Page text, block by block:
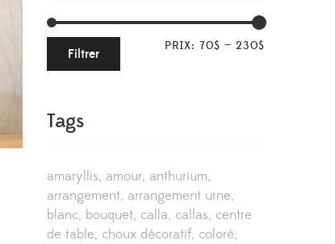
Filtrer PRIX: 70$ — 230$
Tags
amaryllis amour anthurium
arrangement arrangement urne
blanc bouquet calla callas centre
de table choux décoratif coloré